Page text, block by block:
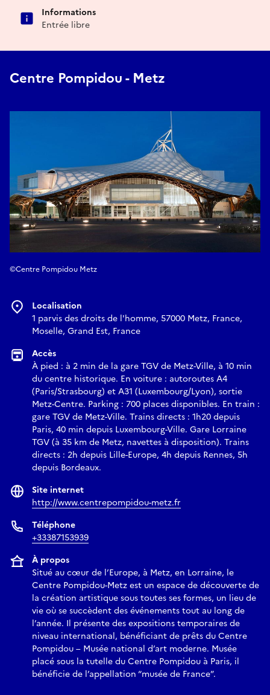
Informations
Entrée libre
Centre Pompidou - Metz
©Centre Pompidou Metz
Localisation
1 parvis des droits de l'homme, 57000 Metz, France,
Moselle, Grand Est, France
Accès
À pied : à 2 min de la gare TGV de Metz-Ville, à 10 min
du centre historique. En voiture : autoroutes A4
(Paris/Strasbourg) et A31 (Luxembourg/Lyon), sortie
Metz-Centre. Parking : 700 places disponibles. En train :
gare TGV de Metz-Ville. Trains directs : 1h20 depuis
Paris, 40 min depuis Luxembourg-Ville. Gare Lorraine
TGV (à 35 km de Metz, navettes à disposition). Trains
directs : 2h depuis Lille-Europe, 4h depuis Rennes, 5h
depuis Bordeaux.
Site internet
http://www.centrepompidou-metz.fr
Téléphone
+33387153939
À propos
Situé au cœur de l’Europe, à Metz, en Lorraine, le
Centre Pompidou-Metz est un espace de découverte de
la création artistique sous toutes ses formes, un lieu de
vie où se succèdent des événements tout au long de
l’année. Il présente des expositions temporaires de
niveau international, bénéficiant de prêts du Centre
Pompidou – Musée national d’art moderne. Musée
placé sous la tutelle du Centre Pompidou à Paris, il
bénéficie de l’appellation “musée de France”.